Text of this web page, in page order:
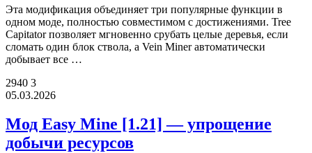
Эта модификация объединяет три популярные функции в
одном моде, полностью совместимом с достижениями. Tree
Capitator позволяет мгновенно срубать целые деревья, если
сломать один блок ствола, а Vein Miner автоматически
добывает все …
2940 3
05.03.2026
Мод Easy Mine [1.21] — упрощение
добычи ресурсов